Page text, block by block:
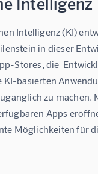
Intelligenz (KI)
in dieser
Stores, die
basierten
zu machen.
Apps
Möglichkeiten für